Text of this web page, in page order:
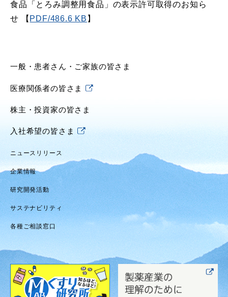
食品「とろみ調整用食品」の表示許可取得のお知ら
せ 【PDF/486.6 KB 】
一般・患者さん・ご家族の皆さま
医療関係者の皆さま
株主・投資家の皆さま
入社希望の皆さま
ニュースリリース
企業情報
研究開発活動
サステナビリティ
各種ご相談窓口